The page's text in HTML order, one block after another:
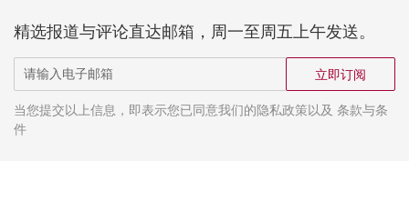
精选报道与评论直达邮箱，周一至周五上午发送。
立即订阅
当您提交以上信息，即表示您已同意我们的隐私政策以及 条款与条
件